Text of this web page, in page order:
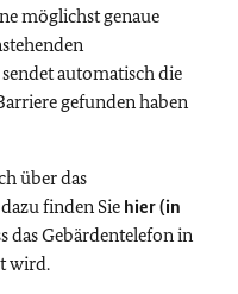
möglichst genaue
automatisch die
gefunden haben
über das
finden Sie hier (in
das Gebärdentelefon in
wird.